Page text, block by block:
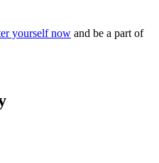
yourself now and be a part of